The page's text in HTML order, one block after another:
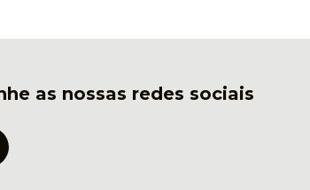
as nossas redes sociais